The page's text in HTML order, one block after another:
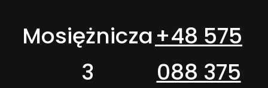
Mosiężnicza
3
+48 575
088 375